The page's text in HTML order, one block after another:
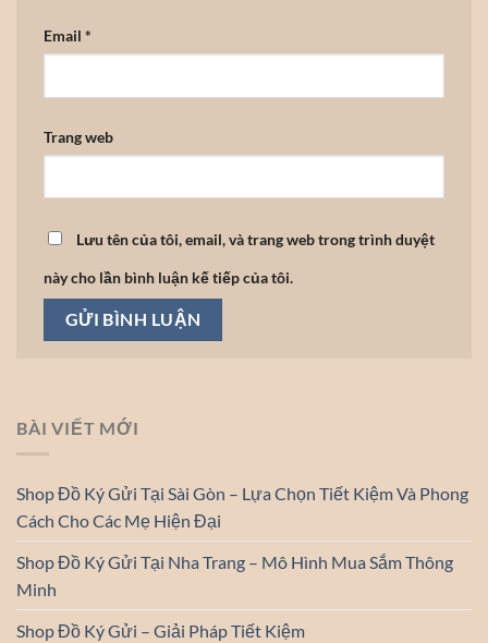
BÀI VIẾT MỚI
Shop Đồ Ký Gửi Tại Sài Gòn – Lựa Chọn Tiết Kiệm Và Phong
Cách Cho Các Mẹ Hiện Đại
Shop Đồ Ký Gửi Tại Nha Trang – Mô Hình Mua Sắm Thông
Minh
Shop Đồ Ký Gửi – Giải Pháp Tiết Kiệm
Email *
Trang web
Lưu tên của tôi, email, và trang web trong trình duyệt
này cho lần bình luận kế tiếp của tôi.